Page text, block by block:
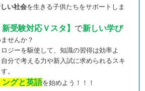
い社会を生きる子供たちをサポートしま
新受験対応Ｖスタ】 で新しい学び
せんか？
ジーを駆使して、知識の習得は効率よ
分で考える力や新入試に求められるスキ
。
ングと英語を始めよう！！！